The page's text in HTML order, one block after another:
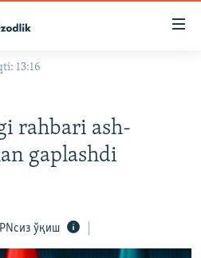
13:16
rahbari ash-
gaplashdi
ўқиш